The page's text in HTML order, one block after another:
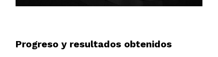
Progreso y resultados obtenidos